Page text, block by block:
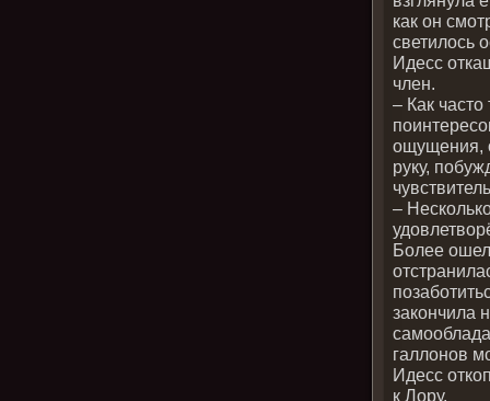
как он
светилось
Идесс
член.
– Как
ощущения,
руку,
–
Более
закончила
галлонов
Идесс
к Лору.